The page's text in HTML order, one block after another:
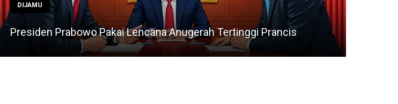
DIJAMU
Presiden Prabowo Pakai Lencana Anugerah Tertinggi Prancis